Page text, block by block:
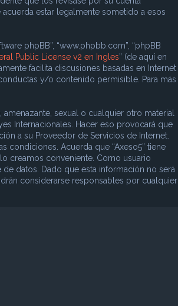
estar legalmente sometido a esos
phpBB”, “www.phpbb.com”, “phpBB
Public License v2 en Ingles” (de aquí en
facilita discusiones basadas en Internet
y/o contenido permisible. Para más
sexual o cualquier otro material
Internacionales. Hacer eso provocará que
a su Proveedor de Servicios de Internet.
condiciones. Acuerda que “Axeso5” tiene
creamos conveniente. Como usuario
datos. Dado que esta información no será
considerarse responsables por cualquier